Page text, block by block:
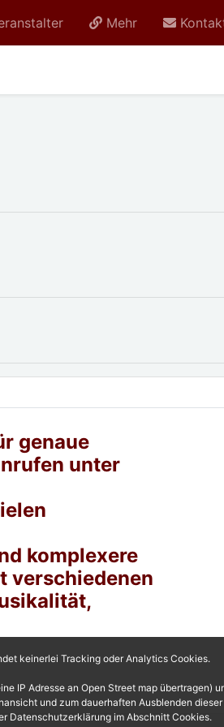
Mehr
genaue
unter
komplexere
verschiedenen
keinerlei Tracking oder Analytics Cookies.
IP Adresse an Open Street map übertragen)
und zum dauerhaften Ausblenden
Datenschutzerklärung im Abschnitt Cookies.